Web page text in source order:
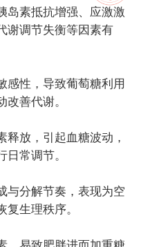
岛素抵抗增强、应激激
谢调节失衡等因素有
感性，导致葡萄糖利用
善代谢。
释放，引起血糖波动，
常调节。
与分解节奏，表现为空
生理秩序。